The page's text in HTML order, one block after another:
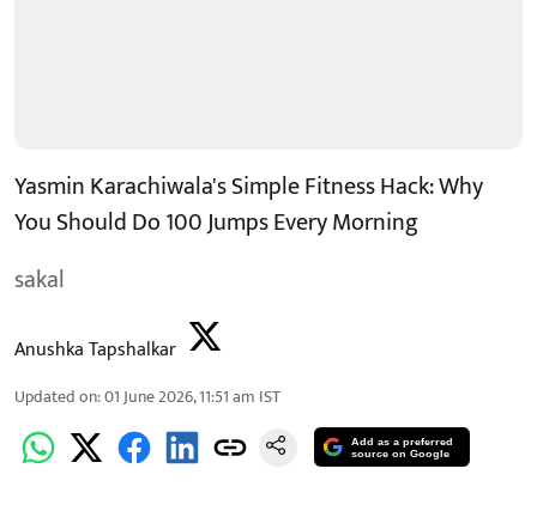
Yasmin Karachiwala's Simple Fitness Hack: Why
You Should Do 100 Jumps Every Morning
sakal
Anushka Tapshalkar
Updated on:01 June 2026, 11:51 am IST
Add as a preferred
source on Google